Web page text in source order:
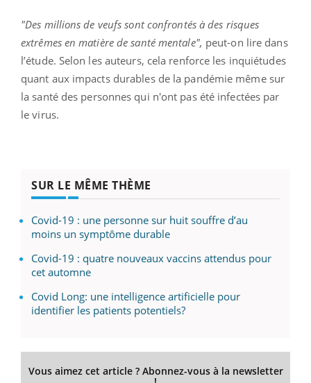
"Des millions de veufs sont confrontés à des risques
extrêmes en matière de santé mentale", peut-on lire dans
l’étude. Selon les auteurs, cela renforce les inquiétudes
quant aux impacts durables de la pandémie même sur
la santé des personnes qui n'ont pas été infectées par
le virus.
SUR LE MÊME THÈME
Covid-19 : une personne sur huit souffre d’au
moins un symptôme durable
Covid-19 : quatre nouveaux vaccins attendus pour
cet automne
Covid Long: une intelligence artificielle pour
identifier les patients potentiels?
Vous aimez cet article ? Abonnez-vous à la newsletter